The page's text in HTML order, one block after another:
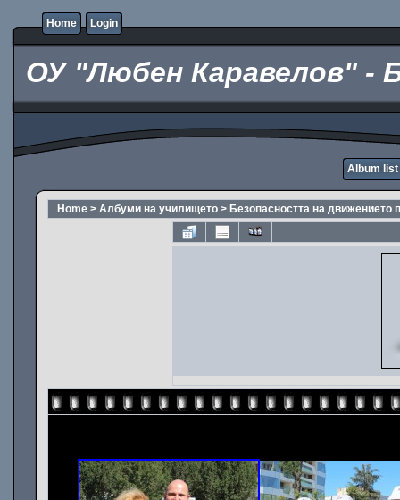
Home Login
ОУ "Любен Каравелов" -
Album list
Home > Албуми на училището > Безопасността на движението